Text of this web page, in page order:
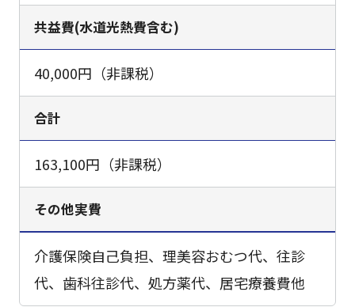
共益費(水道光熱費含む)
40,000円（非課税）
合計
163,100円（非課税）
その他実費
介護保険自己負担、理美容おむつ代、往診
代、歯科往診代、処方薬代、居宅療養費他